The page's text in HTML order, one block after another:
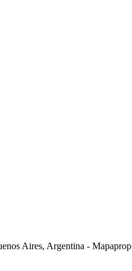
Aires, Argentina - Mapaprop